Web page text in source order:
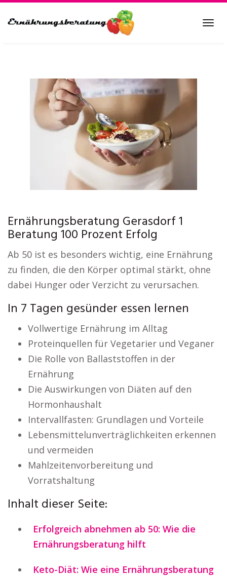
to
Ernährungsberatung Gerasdorf 1
Beratung 100 Prozent Erfolg
Ab 50 ist es besonders wichtig, eine Ernährung
zu finden, die den Körper optimal stärkt, ohne
dabei Hunger oder Verzicht zu verursachen.
In 7 Tagen gesünder essen lernen
Vollwertige Ernährung im Alltag
Proteinquellen für Vegetarier und Veganer
Die Rolle von Ballaststoffen in der
Ernährung
Die Auswirkungen von Diäten auf den
Hormonhaushalt
Intervallfasten: Grundlagen und Vorteile
Lebensmittelunverträglichkeiten erkennen
und vermeiden
Mahlzeitenvorbereitung und
Vorratshaltung
Inhalt dieser Seite:
Erfolgreich abnehmen ab 50: Wie die
Ernährungsberatung hilft
Keto-Diät: Wie eine Ernährungsberatung